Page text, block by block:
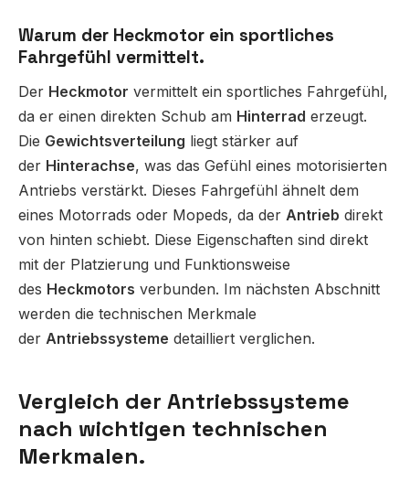
Warum der Heckmotor ein sportliches
Fahrgefühl vermittelt.
Der Heckmotor vermittelt ein sportliches Fahrgefühl,
da er einen direkten Schub am Hinterrad erzeugt.
Die Gewichtsverteilung liegt stärker auf
der Hinterachse, was das Gefühl eines motorisierten
Antriebs verstärkt. Dieses Fahrgefühl ähnelt dem
eines Motorrads oder Mopeds, da der Antrieb direkt
von hinten schiebt. Diese Eigenschaften sind direkt
mit der Platzierung und Funktionsweise
des Heckmotors verbunden. Im nächsten Abschnitt
werden die technischen Merkmale
der Antriebssysteme detailliert verglichen.
Vergleich der Antriebssysteme
nach wichtigen technischen
Merkmalen.